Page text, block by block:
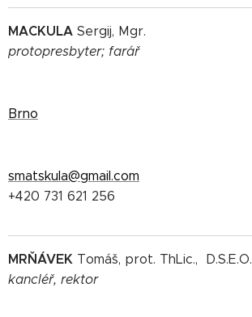
MACKULA Sergij, Mgr.
protopresbyter; farář
Brno
smatskula@gmail.com
+420 731 621 256
MRŇÁVEK Tomáš, prot. ThLic., D.S.E.O.
kancléř, rektor